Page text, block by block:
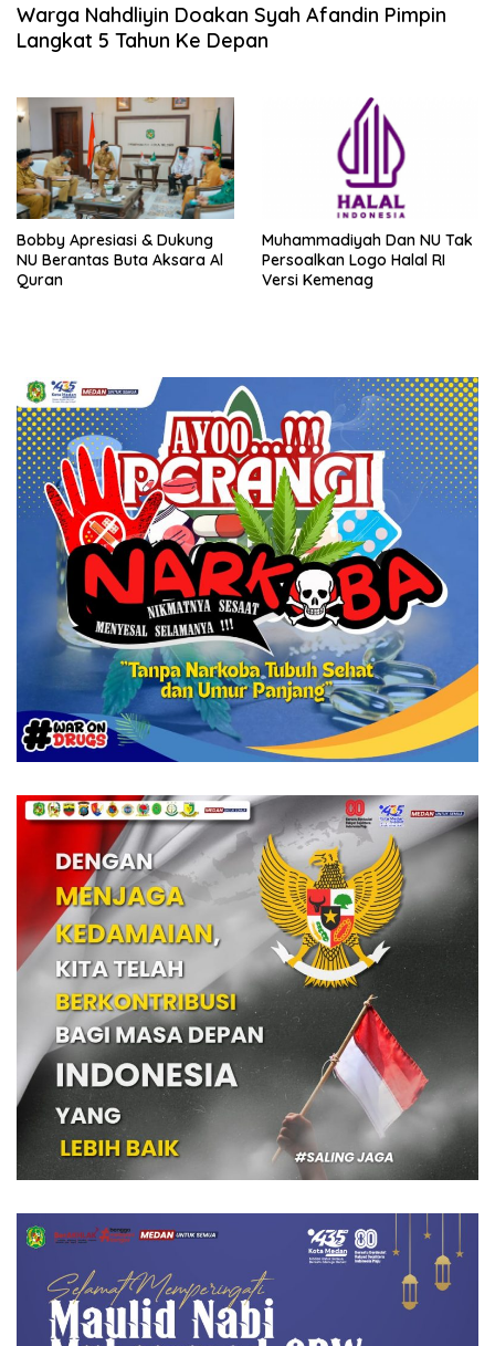
Warga Nahdliyin Doakan Syah Afandin Pimpin
Langkat 5 Tahun Ke Depan
Bobby Apresiasi & Dukung
NU Berantas Buta Aksara Al
Quran
Muhammadiyah Dan NU Tak
Persoalkan Logo Halal RI
Versi Kemenag